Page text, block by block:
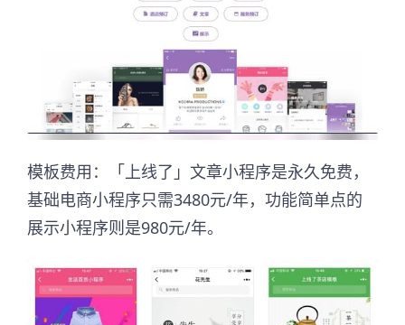
模板费用：「上线了」文章小程序是永久免费，
基础电商小程序只需3480元/年，功能简单点的
展示小程序则是980元/年。